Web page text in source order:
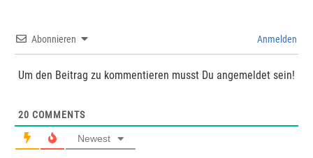
Abonnieren Anmelden
Um den Beitrag zu kommentieren musst Du angemeldet sein!
20 COMMENTS
Newest